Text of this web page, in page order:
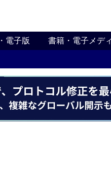
電子版 書籍・電子メデ